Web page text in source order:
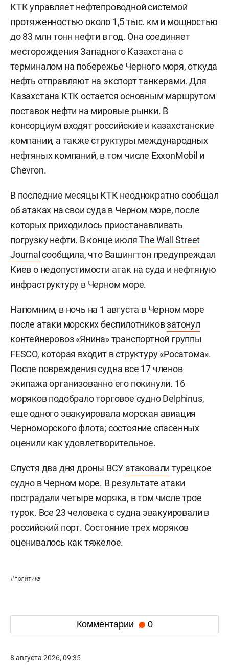
КТК управляет нефтепроводной системой
протяженностью около 1,5 тыс. км и мощностью
до 83 млн тонн нефти в год. Она соединяет
месторождения Западного Казахстана с
терминалом на побережье Черного моря, откуда
нефть отправляют на экспорт танкерами. Для
Казахстана КТК остается основным маршрутом
поставок нефти на мировые рынки. В
консорциум входят российские и казахстанские
компании, а также структуры международных
нефтяных компаний, в том числе ExxonMobil и
Chevron.
В последние месяцы КТК неоднократно сообщал
об атаках на свои суда в Черном море, после
которых приходилось приостанавливать
погрузку нефти. В конце июляThe Wall Street
Journal сообщила, что Вашингтон предупреждал
Киев о недопустимости атак на суда и нефтяную
инфраструктуру в Черном море.
Напомним, в ночь на 1 августа в Черном море
после атаки морских беспилотниковзатонул
контейнеровоз «Янина» транспортной группы
FESCO, которая входит в структуру «Росатома».
После повреждения судна все 17 членов
экипажа организованно его покинули. 16
моряков подобрало торговое судно Delphinus,
еще одного эвакуировала морская авиация
Черноморского флота; состояние спасенных
оценили как удовлетворительное.
Спустя два дня дроны ВСУ атаковали турецкое
судно в Черном море. В результате атаки
пострадали четыре моряка, в том числе трое
турок. Все 23 человека с судна эвакуировали в
российский порт. Состояние трех моряков
оценивалось как тяжелое.
#политика
Комментарии 0
8 августа 2026, 09:35